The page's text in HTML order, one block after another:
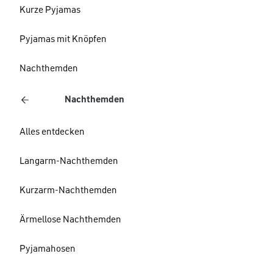
Kurze Pyjamas
Pyjamas mit Knöpfen
Nachthemden
Nachthemden
Alles entdecken
Langarm-Nachthemden
Kurzarm-Nachthemden
Ärmellose Nachthemden
Pyjamahosen